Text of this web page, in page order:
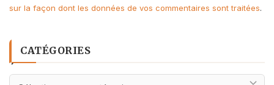
sur la façon dont les données de vos commentaires sont traitées.
CATÉGORIES
Catégories